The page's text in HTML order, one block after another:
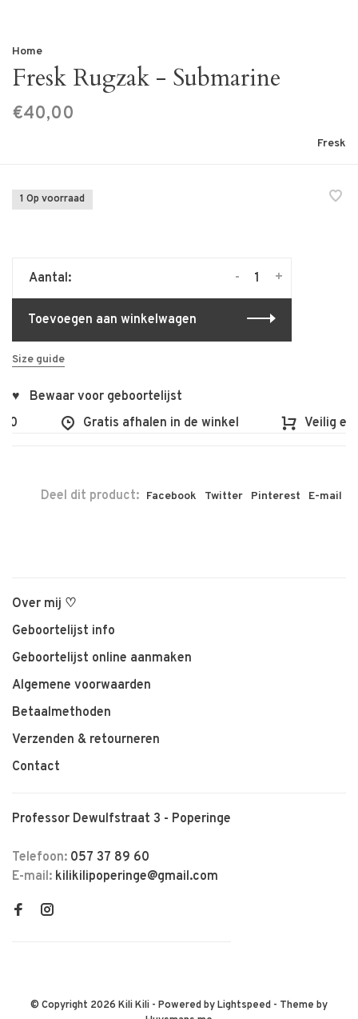
Home
Fresk Rugzak - Submarine
€40,00
Fresk
1 Op voorraad
Aantal: +
-
Toevoegen aan winkelwagen
Size guide
♥ Bewaar voor geboortelijst
Gratis afhalen in de winkel Veilig en
Deel dit product: Facebook Twitter Pinterest E-mail
Over mij ♡
Geboortelijst info
Geboortelijst online aanmaken
Algemene voorwaarden
Betaalmethoden
Verzenden & retourneren
Contact
Professor Dewulfstraat 3 - Poperinge
Telefoon: 057 37 89 60
E-mail: kilikilipoperinge@gmail.com
© Copyright 2026 Kili Kili - Powered byLightspeed - Theme by